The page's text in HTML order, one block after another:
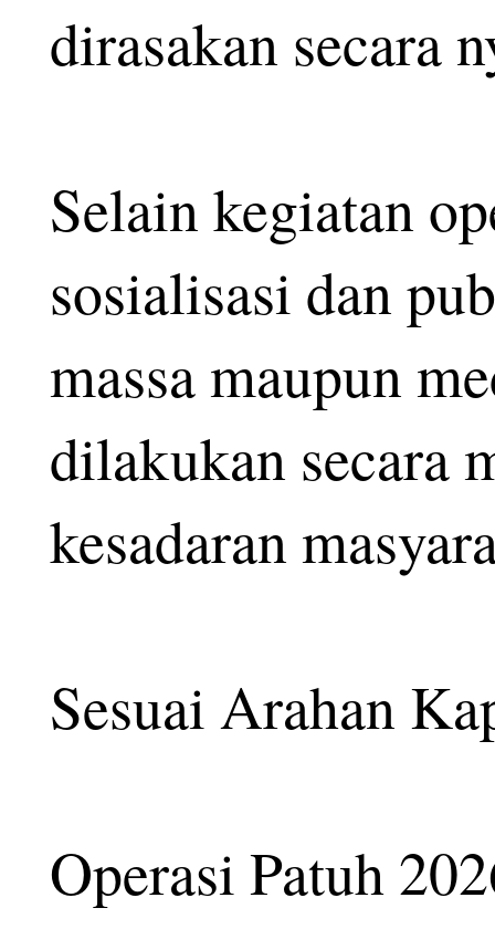
dirasakan secara
Selain kegiatan
sosialisasi dan
massa maupun
dilakukan secara
kesadaran
Sesuai Arahan
Operasi Patuh